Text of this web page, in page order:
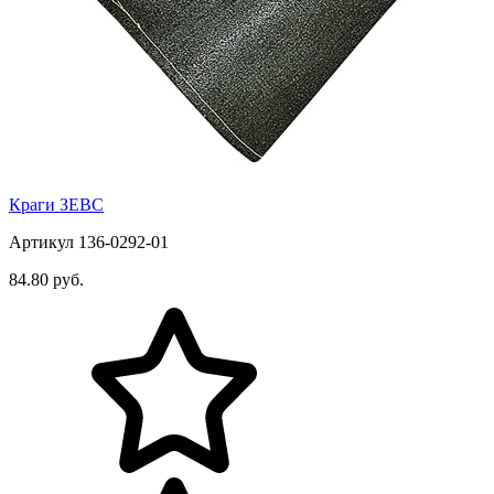
Краги ЗЕВС
Артикул 136-0292-01
84.80 руб.